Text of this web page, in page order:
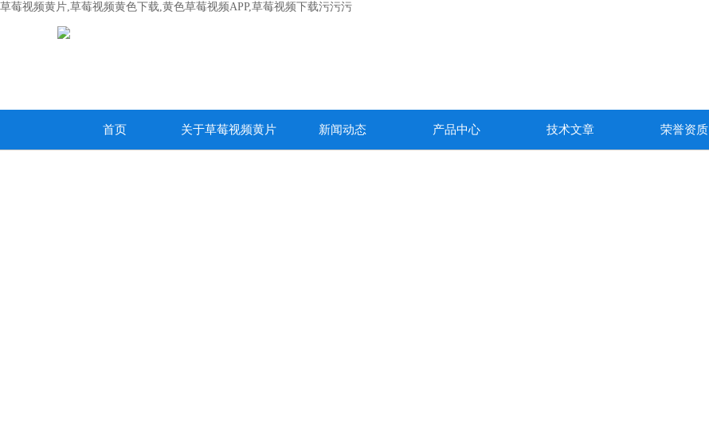
草莓视频黄片,草莓视频黄色下载,黄色草莓视频APP,草莓视频下载污污污
首页 关于草莓视频黄片 新闻动态 产品中心 技术文章 荣誉资质